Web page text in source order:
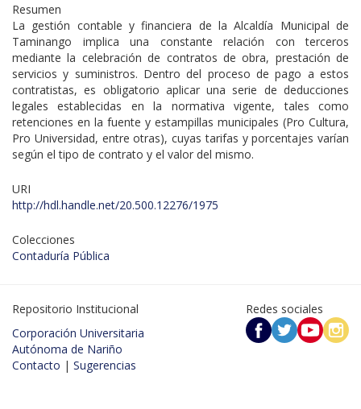
Resumen
La gestión contable y financiera de la Alcaldía Municipal de
Taminango implica una constante relación con terceros
mediante la celebración de contratos de obra, prestación de
servicios y suministros. Dentro del proceso de pago a estos
contratistas, es obligatorio aplicar una serie de deducciones
legales establecidas en la normativa vigente, tales como
retenciones en la fuente y estampillas municipales (Pro Cultura,
Pro Universidad, entre otras), cuyas tarifas y porcentajes varían
según el tipo de contrato y el valor del mismo.
URI
http://hdl.handle.net/20.500.12276/1975
Colecciones
Contaduría Pública
Repositorio Institucional
Corporación Universitaria
Autónoma de Nariño
Contacto | Sugerencias
Redes sociales